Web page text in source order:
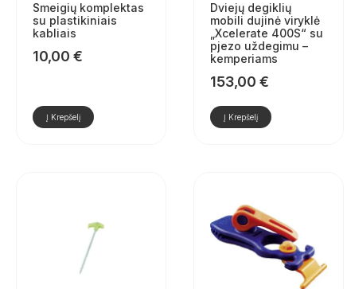
Smeigių komplektas
su plastikiniais
kabliais
10,00 €
Į Krepšelį
Dviejų degiklių
mobili dujinė viryklė
„Xcelerate 400S“ su
pjezo uždegimu –
kemperiams
153,00 €
Į Krepšelį